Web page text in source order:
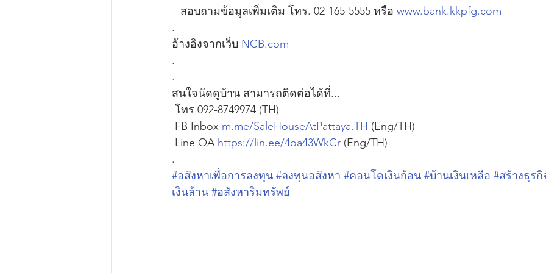
– สอบถามข้อมูลเพิ่มเติม โทร. 02-165-5555 หรือ www.bank.kkpfg.com
.
อ้างอิงจากเว็บ NCB.com
.
.
สนใจนัดดูบ้าน สามารถติดต่อได้ที่...
โทร 092-8749974 (TH)
FB Inbox m.me/SaleHouseAtPattaya.TH (Eng/TH)
Line OA https://lin.ee/4oa43WkCr (Eng/TH)
.
#อสังหาเพื่อการลงทุน #ลงทุนอสังหา #คอนโดเงินก้อน #บ้านเงินเหลือ #สร้างธุรกิ
เงินล้าน #อสังหาริมทรัพย์